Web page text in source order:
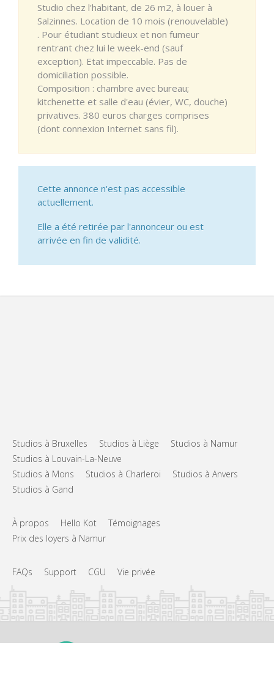
Studio chez l'habitant, de 26 m2, à louer à
Salzinnes. Location de 10 mois (renouvelable)
. Pour étudiant studieux et non fumeur
rentrant chez lui le week-end (sauf
exception). Etat impeccable. Pas de
domiciliation possible.
Composition : chambre avec bureau;
kitchenette et salle d'eau (évier, WC, douche)
privatives. 380 euros charges comprises
(dont connexion Internet sans fil).
Cette annonce n'est pas accessible
actuellement.
Elle a été retirée par l'annonceur ou est
arrivée en fin de validité.
Studios à Bruxelles Studios à Liège
Studios à Namur
Studios à Louvain-La-Neuve
Studios à Mons
Studios à Charleroi
Studios à Anvers
Studios à Gand
À propos Hello Kot
Témoignages
Prix des loyers à Namur
FAQs Support CGU Vie privée